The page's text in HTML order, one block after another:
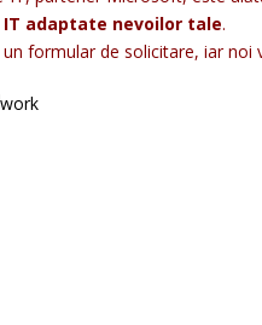
adaptate nevoilor tale.
formular de solicitare, iar noi